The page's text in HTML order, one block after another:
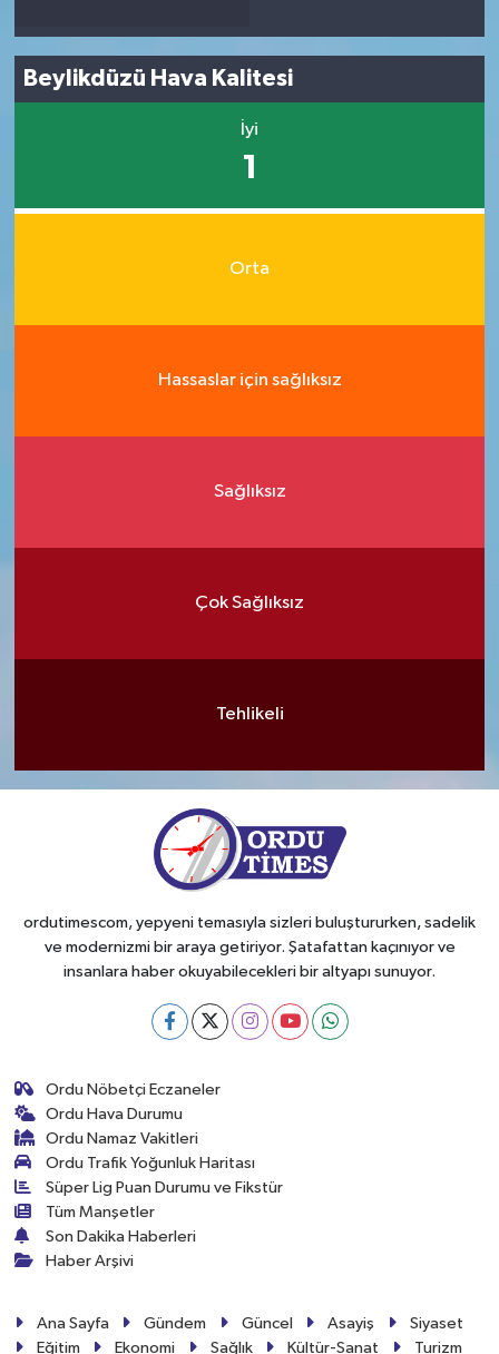
Beylikdüzü Hava Kalitesi
İyi
1
Orta
Hassaslar için sağlıksız
Sağlıksız
Çok Sağlıksız
Tehlikeli
ordutimescom, yepyeni temasıyla sizleri buluştururken, sadelik
ve modernizmi bir araya getiriyor. Şatafattan kaçınıyor ve
insanlara haber okuyabilecekleri bir altyapı sunuyor.
Ordu Nöbetçi Eczaneler
Ordu Hava Durumu
Ordu Namaz Vakitleri
Ordu Trafik Yoğunluk Haritası
Süper Lig Puan Durumu ve Fikstür
Tüm Manşetler
Son Dakika Haberleri
Haber Arşivi
Ana Sayfa Gündem Güncel Asayiş
Siyaset
Eğitim
Ekonomi Sağlık Kültür-Sanat Turizm